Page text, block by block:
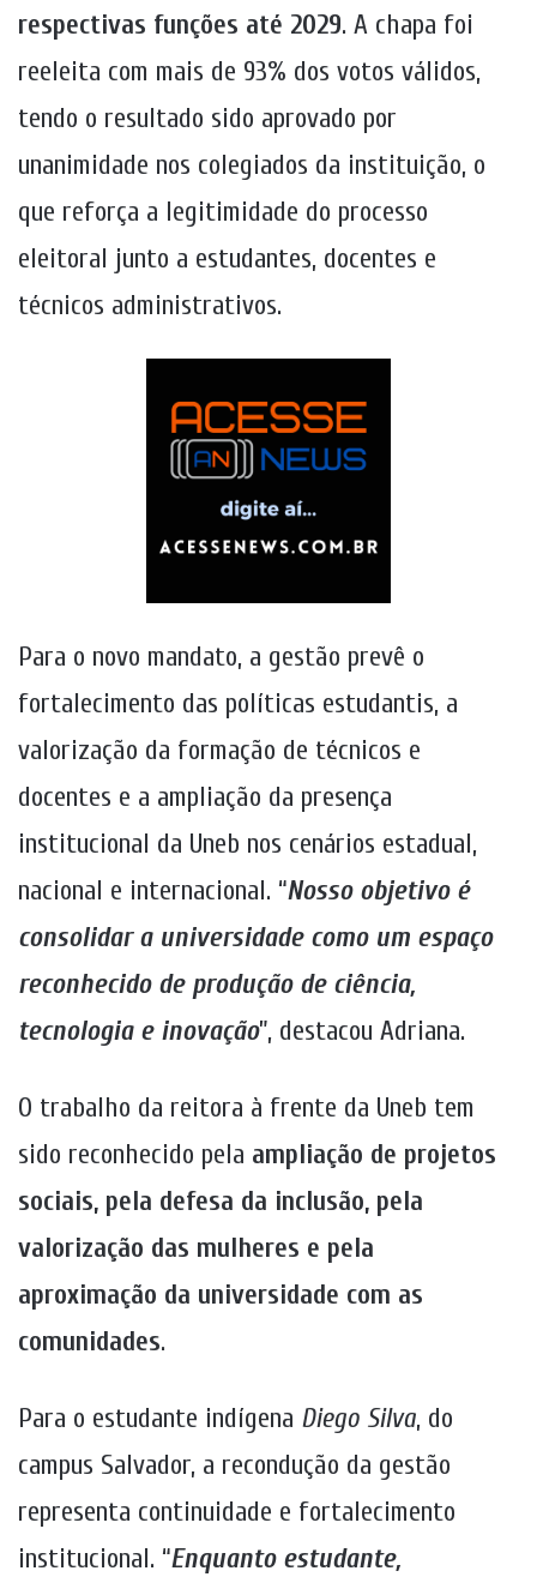
respectivas funções até 2029. A chapa foi
reeleita com mais de 93% dos votos válidos,
tendo o resultado sido aprovado por
unanimidade nos colegiados da instituição, o
que reforça a legitimidade do processo
eleitoral junto a estudantes, docentes e
técnicos administrativos.
Para o novo mandato, a gestão prevê o
fortalecimento das políticas estudantis, a
valorização da formação de técnicos e
docentes e a ampliação da presença
institucional da Uneb nos cenários estadual,
nacional e internacional. “Nosso objetivo é
consolidar a universidade como um espaço
reconhecido de produção de ciência,
tecnologia e inovação”, destacou Adriana.
O trabalho da reitora à frente da Uneb tem
sido reconhecido pela ampliação de projetos
sociais, pela defesa da inclusão, pela
valorização das mulheres e pela
aproximação da universidade com as
comunidades.
Para o estudante indígena Diego Silva, do
campus Salvador, a recondução da gestão
representa continuidade e fortalecimento
institucional. “Enquanto estudante,